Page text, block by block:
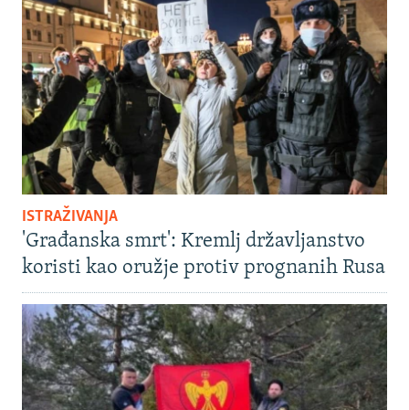
ISTRAŽIVANJA
'Građanska smrt': Kremlj državljanstvo
koristi kao oružje protiv prognanih Rusa